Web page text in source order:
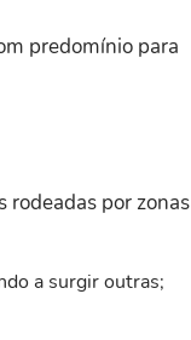
predomínio para
rodeadas por zonas
a surgir outras;